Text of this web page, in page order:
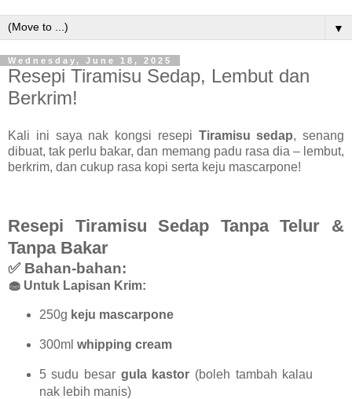
▼
Wednesday, June 18, 2025
Resepi Tiramisu Sedap, Lembut dan
Berkrim!
Kali ini saya nak kongsi resepi Tiramisu sedap, senang
dibuat, tak perlu bakar, dan memang padu rasa dia – lembut,
berkrim, dan cukup rasa kopi serta keju mascarpone!
Resepi Tiramisu Sedap Tanpa Telur &
Tanpa Bakar
✅ Bahan-bahan:
🧁 Untuk Lapisan Krim:
250g keju mascarpone
300ml whipping cream
5 sudu besar gula kastor (boleh tambah kalau
nak lebih manis)